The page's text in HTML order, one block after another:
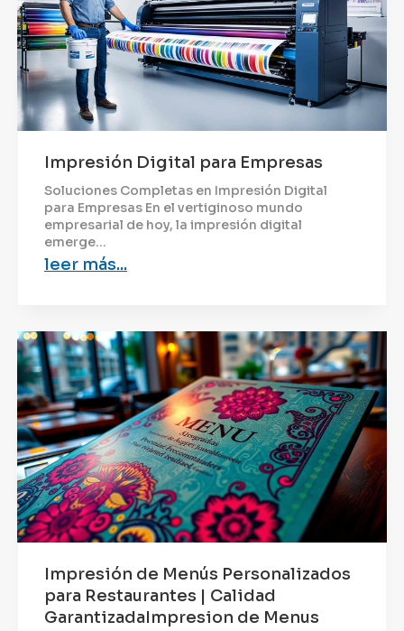
Impresión Digital para Empresas
Soluciones Completas en Impresión Digital
para Empresas En el vertiginoso mundo
empresarial de hoy, la impresión digital
emerge...
leer más...
Impresión de Menús Personalizados
para Restaurantes | Calidad
GarantizadaImpresion de Menus